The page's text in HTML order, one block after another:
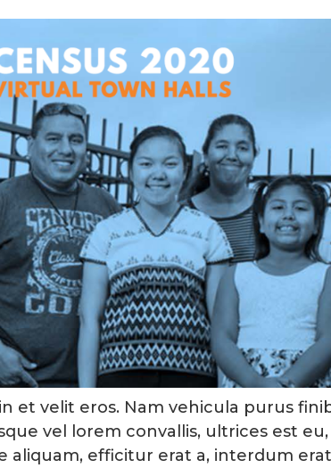
et velit eros. Nam vehicula purus
vel lorem convallis, ultrices est
aliquam, efficitur erat a, interdum